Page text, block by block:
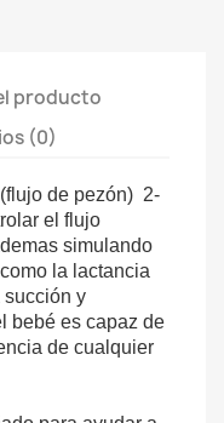
producto
(0)
de pezón) 2-
el flujo
simulando
la lactancia
succión y
bebé es capaz de
de cualquier